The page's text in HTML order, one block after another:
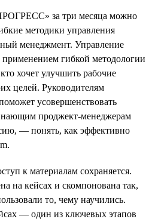
за три месяца можно
методики управления
менеджмент. Управление
гибкой методологии
хочет улучшить рабочие
целей. Руководителям
усовершенствовать
проджект-менеджерам
— понять, как эффективно
к материалам сохраняется.
на кейсах и скомпонована так,
то, чему научились.
— один из ключевых этапов